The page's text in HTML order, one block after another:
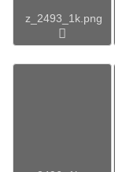
z_2493_1k.png